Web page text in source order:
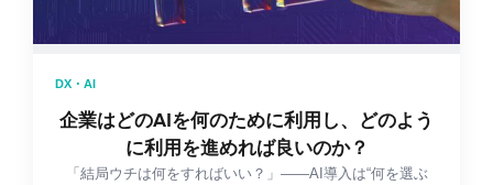
DX・AI
企業はどのAIを何のために利用し、どのよう
に利用を進めれば良いのか？
「結局ウチは何をすればいい？」——AI導入は“何を選ぶ